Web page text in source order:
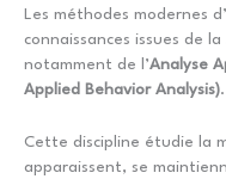
Les méthodes modernes
connaissances issues de la
notamment de l’Analyse
Applied Behavior Analysis).
Cette discipline étudie la
apparaissent, se